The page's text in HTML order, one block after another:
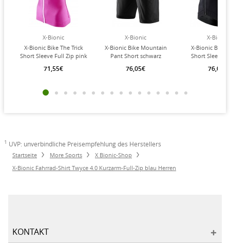
X-Bionic
X-Bionic Bike The Trick
Short Sleeve Full Zip pink
71,55€
X-Bionic
X-Bionic Bike Mountain
Pant Short schwarz
76,05€
X-Bionic
X-Bionic Bike
Short Sleeve
76,05€
1 UVP: unverbindliche Preisempfehlung des Herstellers
Startseite More Sports
X Bionic-Shop
X-Bionic Fahrrad-Shirt Twyce 4.0 Kurzarm-Full-Zip blau Herren
KONTAKT